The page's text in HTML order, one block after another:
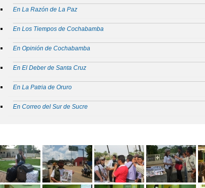
En La Razón de La Paz
En Los Tiempos de Cochabamba
En Opinión de Cochabamba
En El Deber de Santa Cruz
En La Patria de Oruro
En Correo del Sur de Sucre